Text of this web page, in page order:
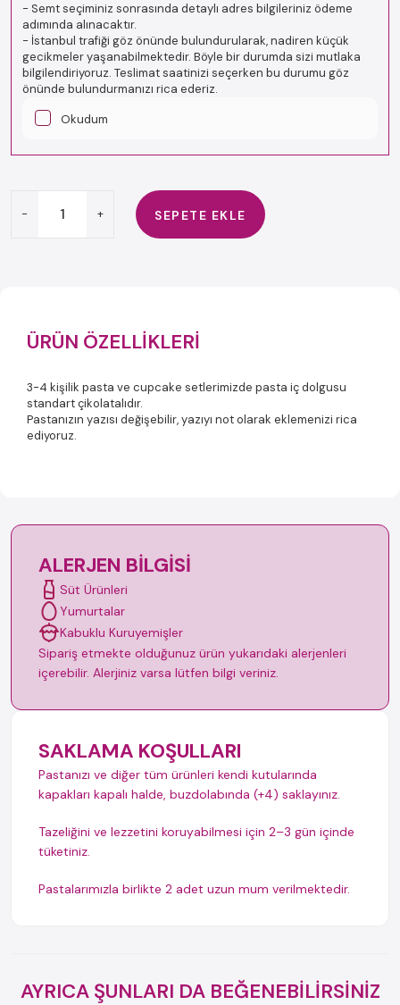
- Semt seçiminiz sonrasında detaylı adres bilgileriniz ödeme
adımında alınacaktır.
- İstanbul trafiği göz önünde bulundurularak, nadiren küçük
gecikmeler yaşanabilmektedir. Böyle bir durumda sizi mutlaka
bilgilendiriyoruz. Teslimat saatinizi seçerken bu durumu göz
önünde bulundurmanızı rica ederiz.
Okudum
- + SEPETE EKLE
ÜRÜN ÖZELLIKLERI
3-4 kişilik pasta ve cupcake setlerimizde pasta iç dolgusu
standart çikolatalıdır.
Pastanızın yazısı değişebilir, yazıyı not olarak eklemenizi rica
ediyoruz.
ALERJEN BILGISI
Süt Ürünleri
Yumurtalar
Kabuklu Kuruyemişler
Sipariş etmekte olduğunuz ürün yukarıdaki alerjenleri
içerebilir. Alerjiniz varsa lütfen bilgi veriniz.
SAKLAMA KOŞULLARI
Pastanızı ve diğer tüm ürünleri kendi kutularında
kapakları kapalı halde, buzdolabında (+4) saklayınız.
Tazeliğini ve lezzetini koruyabilmesi için 2–3 gün içinde
tüketiniz.
Pastalarımızla birlikte 2 adet uzun mum verilmektedir.
AYRICA ŞUNLARI DA BEĞENEBİLİRSİNİZ